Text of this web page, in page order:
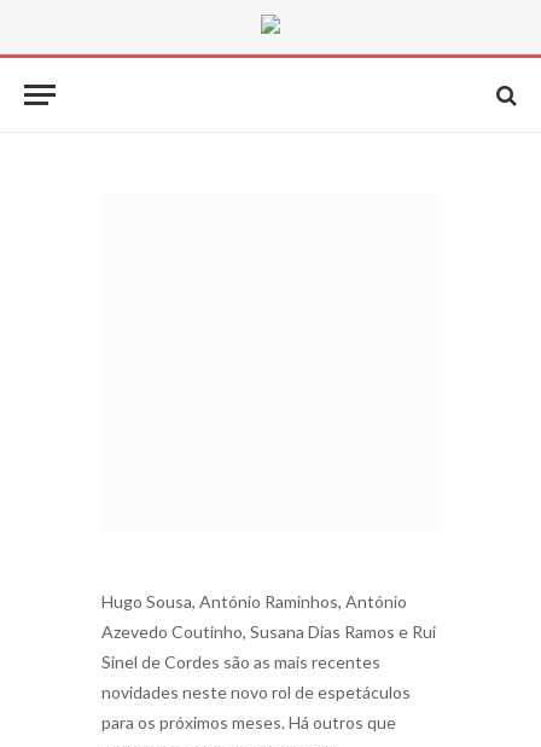
Hugo Sousa, António Raminhos, António
Azevedo Coutinho, Susana Dias Ramos e Rui
Sinel de Cordes são as mais recentes
novidades neste novo rol de espetáculos
para os próximos meses. Há outros que